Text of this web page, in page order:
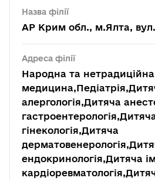
Назва філії
АР Крим обл., м.Ялта, вул.
Адреса філії
Народна та нетрадиційна
алергологія,Дитяча
гінекологія,Дитяча
ендокринологія,Дитяча